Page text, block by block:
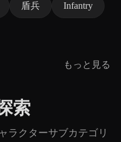
盾兵 Infantry
もっと見る
索
ラクターサブカテゴリ